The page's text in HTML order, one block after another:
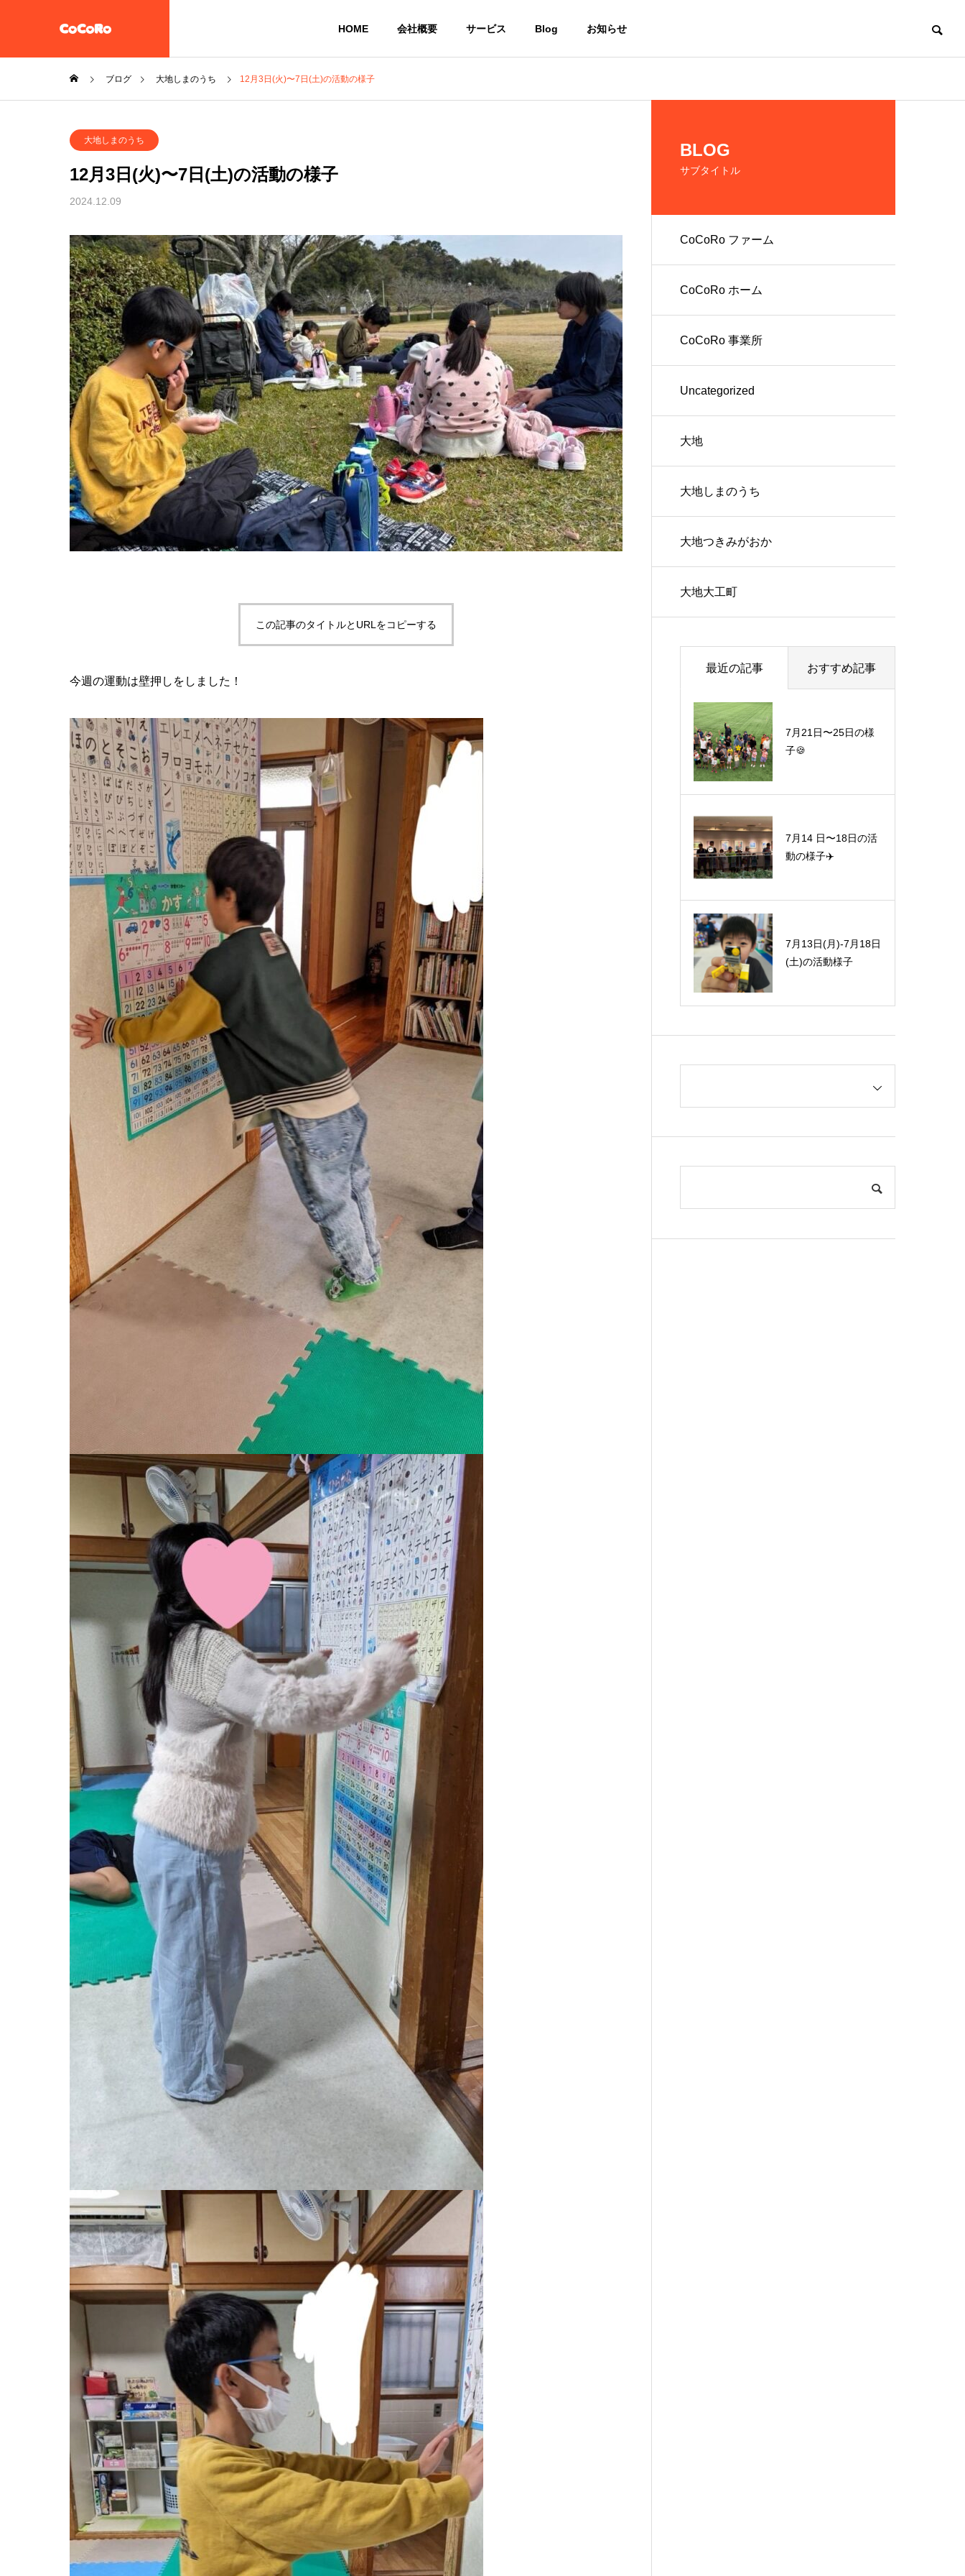
HOME 会社概要 サービス Blog お知らせ
ーム【CoCoRoホーム】
放課後等デイサービス 大地
一般社団法人 誠樹会
企業情報
教え子達の居場所
を作るという想い
放課後等デイサービス
大地
共同生活による住
環境を提供
共同生活援助グループ
ホーム CoCoRoホーム
び販売
農業生産法人 株式会社
CoCoRoファーム
境を提供
就労継続支援A型
ブログ 大地しまのうち 12月3日(火)〜7日(土)の活動の様子
大地しまのうち
12月3日(火)〜7日(土)の活動の様子
2024.12.09
この記事のタイトルとURLをコピーする
今週の運動は壁押しをしました！
BLOG
サブタイトル
CoCoRo ファーム
CoCoRo ホーム
CoCoRo 事業所
Uncategorized
大地
大地しまのうち
大地つきみがおか
大地大工町
最近の記事 おすすめ記事
7月21日〜25日の様
子🍪
7月14 日〜18日の活
動の様子✈️
7月13日(月)-7月18日
(土)の活動様子